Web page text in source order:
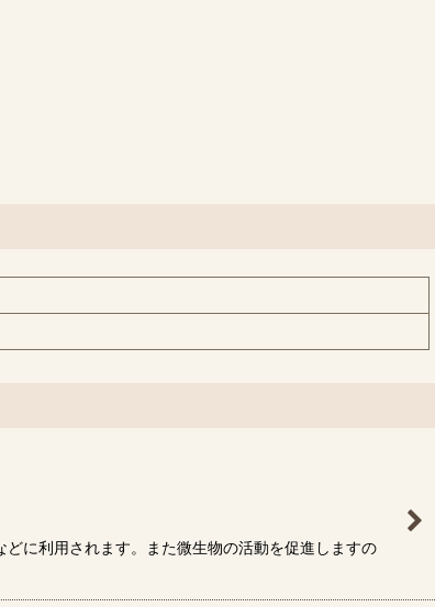
に利用されます。また微生物の活動を促進しますの